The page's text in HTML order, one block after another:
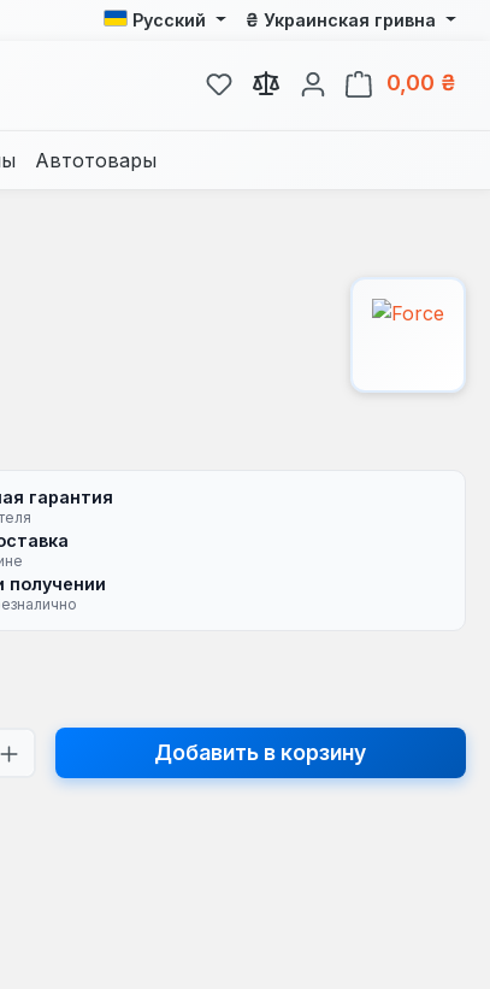
Русский ₴ Украинская гривна
У вас есть товары из
0,00 ₴
Автотовары
гарантия
получении
продукта: введите желаемое
Добавить в корзину